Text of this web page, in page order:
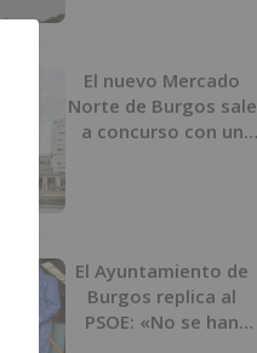
El nuevo Mercado
Norte de Burgos sale
a concurso con un
El Ayuntamiento de
Burgos replica al
PSOE: «No se han